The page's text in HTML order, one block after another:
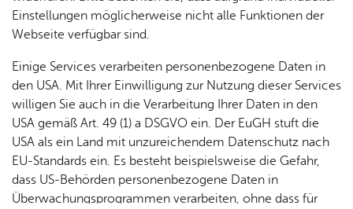
ver­
wal­
Ämter
A–Z
Diens
t­leis­
tun­gen
A–Z
For­
for­ma­
tio­nen
fent­li­
che
Be­
kannt­
ma­
chun­
Bil­
dung
& Be­
treu­
ung
Potz­
Stadt­
Bau­
stel­len
& Um­
lei­tun­
Um­
welt &
Kli­ma­
Apo­
Fa­mi­lie
& Kin­
der
Se­nio­
ren
Woh­
nen
Kul­tur in Fried­richs­ha­fen – Gut in­for­miert mit
dem Kul­tur­bü­ro-News­let­ter
Tou­ris­mus in Fried­richs­ha­fen – Ak­tu­el­le News
zu jeder Jah­res­zeit!
Einstellungen möglicherweise nicht alle Funktionen der
Webseite verfügbar sind.
Einige Services verarbeiten personenbezogene Daten in
den USA. Mit Ihrer Einwilligung zur Nutzung dieser Services
willigen Sie auch in die Verarbeitung Ihrer Daten in den
USA gemäß Art. 49 (1) a DSGVO ein. Der EuGH stuft die
USA als ein Land mit unzureichendem Datenschutz nach
EU-Standards ein. Es besteht beispielsweise die Gefahr,
dass US-Behörden personenbezogene Daten in
Überwachungsprogrammen verarbeiten, ohne dass für